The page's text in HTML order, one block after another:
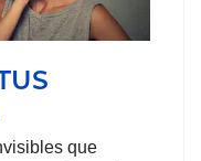
que